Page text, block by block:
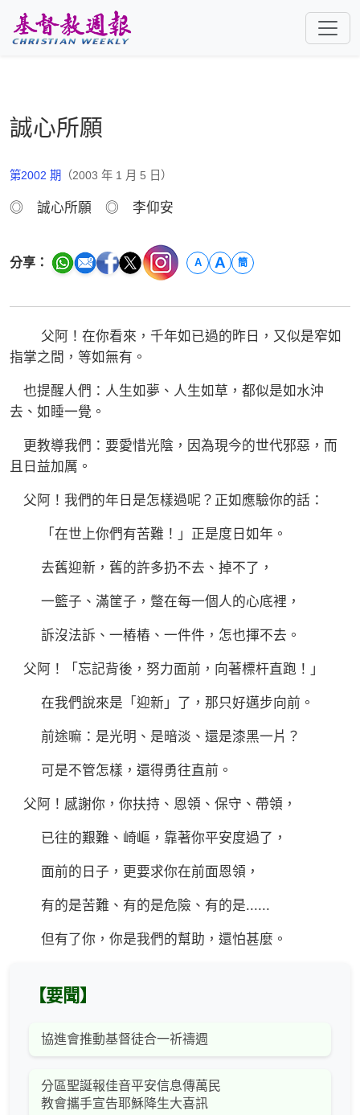
誠心所願
第2002 期 （2003 年 1 月 5 日）
◎ 誠心所願 ◎ 李仰安
分享： A A 簡
父阿！在你看來，千年如已過的昨日，又似是窄如
指掌之間，等如無有。
也提醒人們：人生如夢、人生如草，都似是如水沖
去、如睡一覺。
更教導我們：要愛惜光陰，因為現今的世代邪惡，而
且日益加厲。
父阿！我們的年日是怎樣過呢？正如應驗你的話：
「在世上你們有苦難！」正是度日如年。
去舊迎新，舊的許多扔不去、掉不了，
一籃子、滿筐子，蹩在每一個人的心底裡，
訴沒法訴、一樁樁、一件件，怎也揮不去。
父阿！「忘記背後，努力面前，向著標杆直跑！」
在我們說來是「迎新」了，那只好邁步向前。
前途嘛：是光明、是暗淡、還是漆黑一片？
可是不管怎樣，還得勇往直前。
父阿！感謝你，你扶持、恩領、保守、帶領，
已往的艱難、崎嶇，靠著你平安度過了，
面前的日子，更要求你在前面恩領，
有的是苦難、有的是危險、有的是......
但有了你，你是我們的幫助，還怕甚麼。
【要聞】
協進會推動基督徒合一祈禱週
分區聖誕報佳音平安信息傳萬民
教會攜手宣告耶穌降生大喜訊